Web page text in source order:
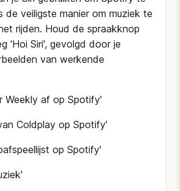
de veiligste manier om muziek te
rijden. Houd de spraakknop
'Hoi Siri', gevolgd door je
van werkende
Weekly af op Spotify'
Coldplay op Spotify'
op Spotify'